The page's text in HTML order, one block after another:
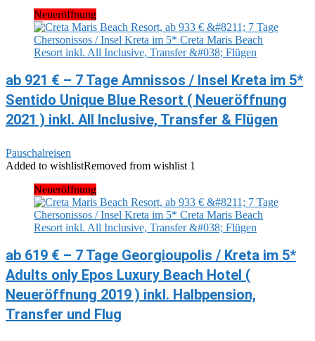
Neueröffnung
ab 921 € – 7 Tage Amnissos / Insel Kreta im 5*
Sentido Unique Blue Resort ( Neueröffnung
2021 ) inkl. All Inclusive, Transfer & Flügen
Pauschalreisen
Added to wishlistRemoved from wishlist 1
Neueröffnung
ab 619 € – 7 Tage Georgioupolis / Kreta im 5*
Adults only Epos Luxury Beach Hotel (
Neueröffnung 2019 ) inkl. Halbpension,
Transfer und Flug